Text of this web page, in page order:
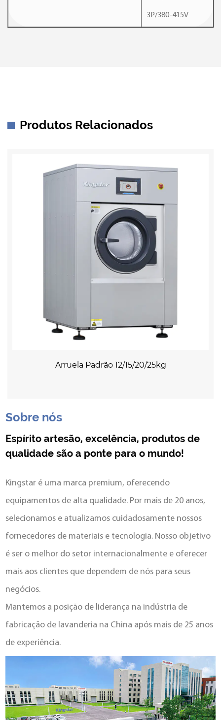
3P/380-415V
Produtos Relacionados
Arruela Padrão 12/15/20/25kg
Sobre nós
Espírito artesão, excelência, produtos de
qualidade são a ponte para o mundo!
Kingstar é uma marca premium, oferecendo
equipamentos de alta qualidade. Por mais de 20 anos,
selecionamos e atualizamos cuidadosamente nossos
fornecedores de materiais e tecnologia. Nosso objetivo
é ser o melhor do setor internacionalmente e oferecer
mais aos clientes que dependem de nós para seus
negócios.
Mantemos a posição de liderança na indústria de
fabricação de lavanderia na China após mais de 25 anos
de experiência.